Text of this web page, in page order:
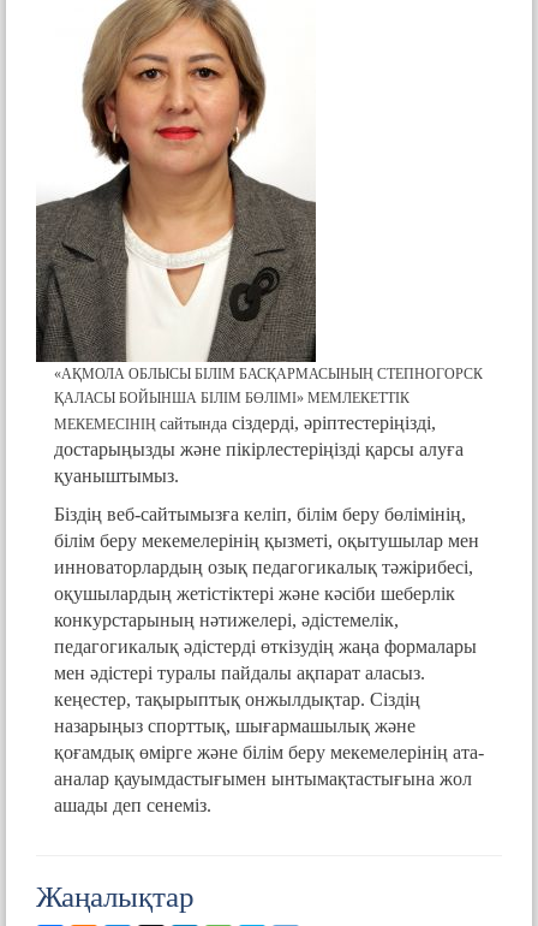
«АҚМОЛА ОБЛЫСЫ БІЛІМ БАСҚАРМАСЫНЫҢ СТЕПНОГОРСК
ҚАЛАСЫ БОЙЫНША БІЛІМ БӨЛІМІ» МЕМЛЕКЕТТІК
МЕКЕМЕСІНІҢ caйтында сіздерді, әріптестеріңізді,
достарыңызды және пікірлестеріңізді қарсы алуға
қуаныштымыз.
Біздің веб-сайтымызға келіп, білім беру бөлімінің,
білім беру мекемелерінің қызметі, оқытушылар мен
инноваторлардың озық педагогикалық тәжірибесі,
оқушылардың жетістіктері және кәсіби шеберлік
конкурстарының нәтижелері, әдістемелік,
педагогикалық әдістерді өткізудің жаңа формалары
мен әдістері туралы пайдалы ақпарат аласыз.
кеңестер, тақырыптық онжылдықтар. Сіздің
назарыңыз спорттық, шығармашылық және
қоғамдық өмірге және білім беру мекемелерінің ата-
аналар қауымдастығымен ынтымақтастығына жол
ашады деп сенеміз.
Жаңалықтар